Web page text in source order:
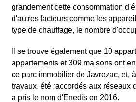
grandement cette consommation
d'autres facteurs comme les
type de chauffage, le nombre
Il se trouve également que 10
appartements et 309 maisons ont
ce parc immobilier de Javrezac, et,
travaux, été raccordés aux réseaux
a pris le nom d'Enedis en 2016.